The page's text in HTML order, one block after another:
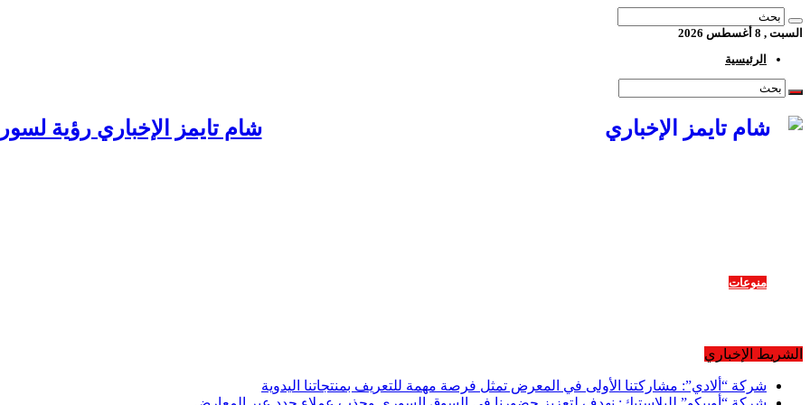
السبت , 8 أغسطس 2026
الرئيسية
شام تايمز الإخباري رؤية
منوعات
الشريط الإخباري
شركة “ألادي”: مشاركتنا الأولى في المعرض تمثل فرصة مهمة للتعريف بمنتجاتنا اليدوية